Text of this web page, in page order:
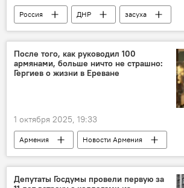
Россия ДНР засуха
После того, как руководил 100
армянами, больше ничто не страшно:
Гергиев о жизни в Ереване
1 октября 2025, 19:33
Армения
Новости Армения
Валерий Гергиев
Культура
Депутаты Госдумы провели первую за